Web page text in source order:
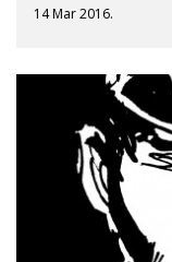
14 Mar 2016.